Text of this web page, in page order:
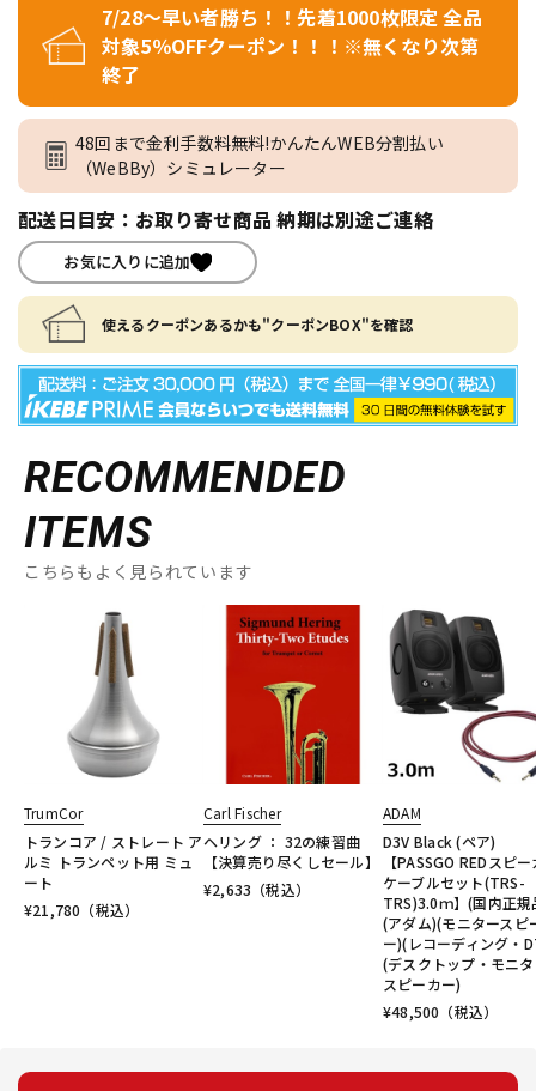
7/28～早い者勝ち！！先着1000枚限定 全品
対象5％OFFクーポン！！！※無くなり次第
終了
48回まで金利手数料無料!かんたんWEB分割払い
（WeBBy）シミュレーター
配送日目安：お取り寄せ商品 納期は別途ご連絡
お気に入りに追加
使えるクーポンあるかも"クーポンBOX"を確認
RECOMMENDED
ITEMS
こちらもよく見られています
TrumCor
トランコア / ストレート ア
ルミ トランペット用 ミュ
ート
¥21,780 （税込）
Carl Fischer
ヘリング ： 32の練習曲
【決算売り尽くしセール】
¥2,633 （税込）
ADAM
D3V Black (ペア)
【PASSGO REDスピ
ケーブルセット(TRS-
TRS)3.0ｍ】(国内正規
(アダム)(モニタースピ
ー)(レコーディング・
(デスクトップ・モニ
スピーカー)
¥48,500 （税込）